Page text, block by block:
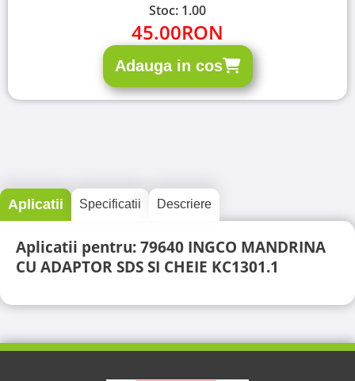
Stoc: 1.00
45.00RON
Adauga in cos
Aplicatii Specificatii Descriere
Aplicatii pentru: 79640 INGCO MANDRINA
CU ADAPTOR SDS SI CHEIE KC1301.1